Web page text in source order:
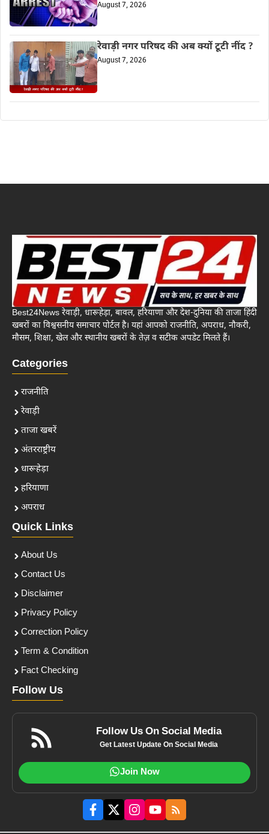
August 7, 2026
रेवाड़ी नगर परिषद की अब क्यों टूटी नींद ?
August 7, 2026
Best24News रेवाड़ी, धारूहेड़ा, बावल, हरियाणा और देश-दुनिया की ताजा हिंदी
खबरों का विश्वसनीय समाचार पोर्टल है। यहां आपको राजनीति, अपराध, नौकरी,
मौसम, शिक्षा, खेल और स्थानीय खबरों के तेज़ व सटीक अपडेट मिलते हैं।
Categories
राजनीति
रेवाड़ी
ताजा खबरें
अंतरराष्ट्रीय
धारूहेड़ा
हरियाणा
अपराध
Quick Links
About Us
Contact Us
Disclaimer
Privacy Policy
Correction Policy
Term & Condition
Fact Checking
Follow Us
Follow Us On Social Media
Get Latest Update On Social Media
Join Now